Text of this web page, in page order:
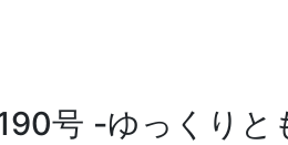
号 -ゆっくりと